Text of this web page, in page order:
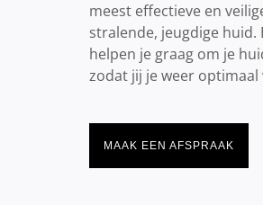
meest effectieve en
stralende, jeugdige huid.
helpen je graag om je
zodat jij je weer optimaal
MAAK EEN AFSPRAAK